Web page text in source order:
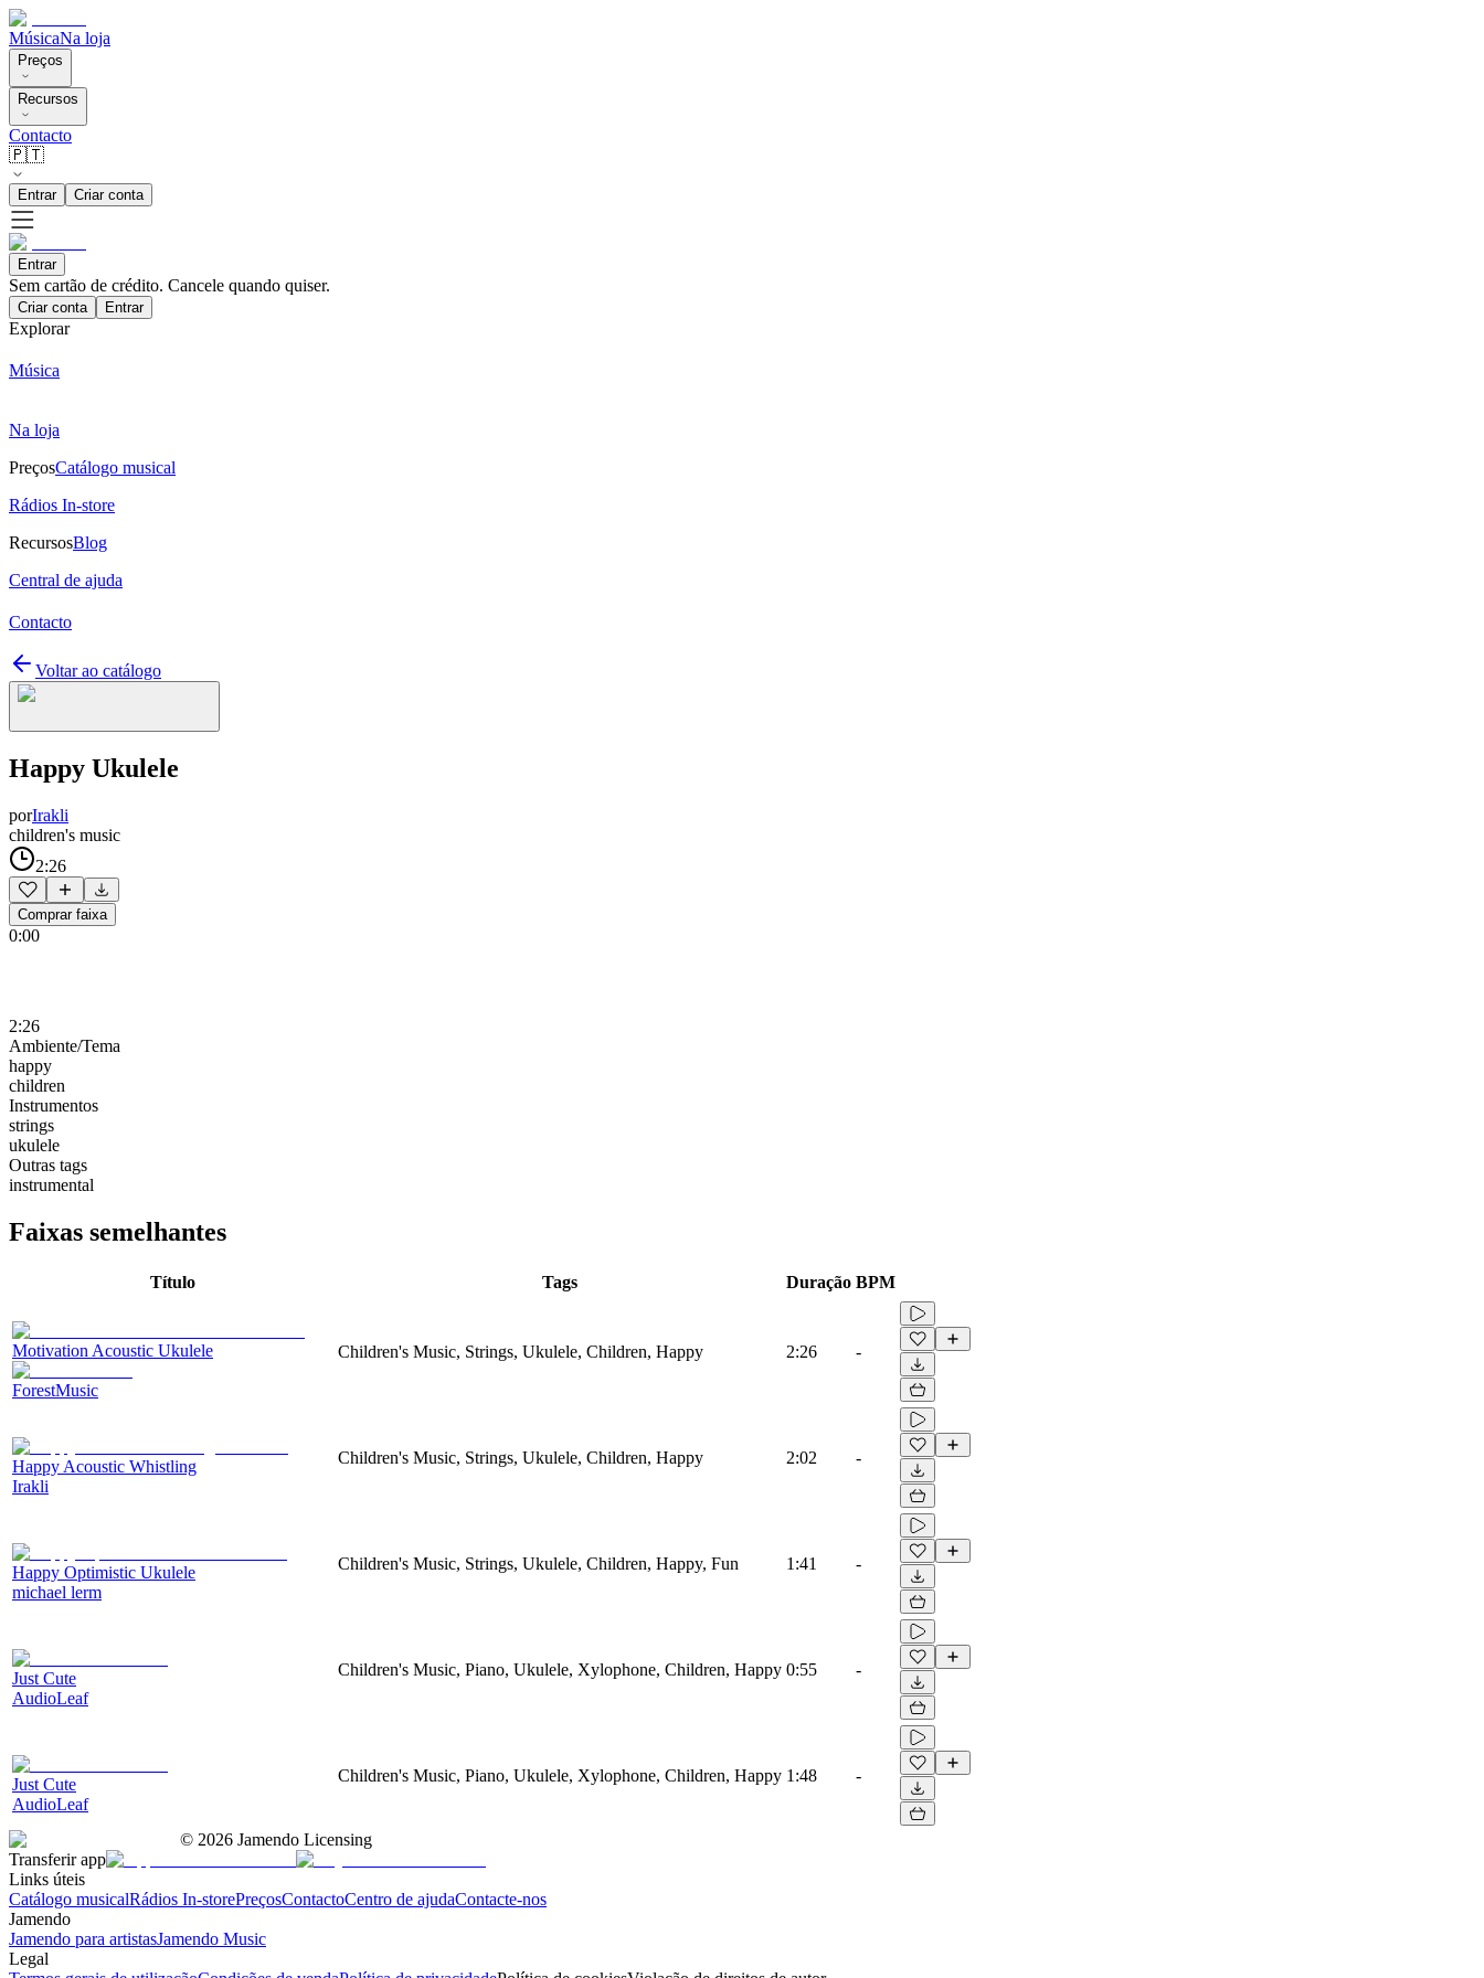
MúsicaNa loja
Preços
Recursos
Contacto
🇵🇹
Entrar Criar conta
Entrar
Sem cartão de crédito. Cancele quando quiser.
Criar conta Entrar
Explorar
Música
Na loja
PreçosCatálogo musical
Rádios In-store
RecursosBlog
Central de ajuda
Contacto
Voltar ao catálogo
Happy Ukulele
porIrakli
children's music
2:26
Comprar faixa
0:00
2:26
Ambiente/Tema
happy
children
Instrumentos
strings
ukulele
Outras tags
instrumental
Faixas semelhantes
Título Tags Duração BPM
Motivation Acoustic Ukulele
ForestMusic
Children's Music, Strings, Ukulele, Children, Happy 2:26 -
Happy Acoustic Whistling
Irakli
Children's Music, Strings, Ukulele, Children, Happy 2:02 -
Happy Optimistic Ukulele
michael lerm
Children's Music, Strings, Ukulele, Children, Happy, Fun 1:41 -
Just Cute
AudioLeaf
Children's Music, Piano, Ukulele, Xylophone, Children, Happy 0:55 -
Just Cute
AudioLeaf
Children's Music, Piano, Ukulele, Xylophone, Children, Happy 1:48 -
© 2026 Jamendo Licensing
Transferir app
Links úteis
Catálogo musicalRádios In-storePreçosContactoCentro de ajudaContacte-nos
Jamendo
Jamendo para artistasJamendo Music
Legal